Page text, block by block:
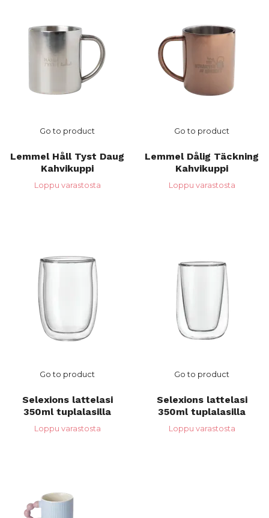
Go to product
Lemmel Håll Tyst Daug
Kahvikuppi
Loppu varastosta
Go to product
Lemmel Dålig Täckning
Kahvikuppi
Loppu varastosta
Go to product
Selexions lattelasi
350ml tuplalasilla
Loppu varastosta
Go to product
Selexions lattelasi
350ml tuplalasilla
Loppu varastosta